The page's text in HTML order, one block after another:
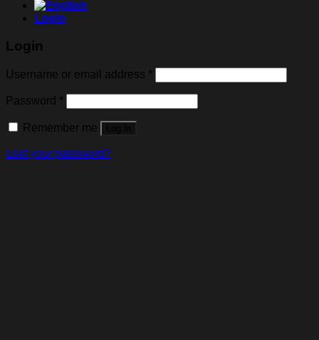
Login
Login
Username or email address *
Password *
Remember me
Lost your password?